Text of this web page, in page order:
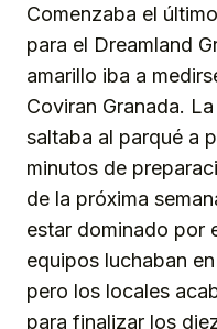
Comenzaba el
para el Dreamland
amarillo iba a
Coviran Granada.
saltaba al parqué a
minutos de
de la próxima
estar dominado por
equipos luchaban
pero los locales
para finalizar los